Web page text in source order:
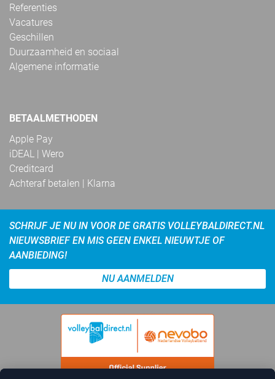
Referenties
Vacatures
Geschillen
Duurzaamheid en sociaal
Algemene informatie
BETAALMETHODEN
Apple Pay
iDEAL | Wero
Creditcard
Achteraf betalen | Klarna
SCHRIJF JE NU IN VOOR DE GRATIS VOLLEYBALDIRECT.NL
NIEUWSBRIEF EN MIS GEEN ENKEL NIEUWTJE OF
AANBIEDING!
NU AANMELDEN